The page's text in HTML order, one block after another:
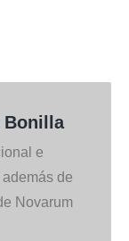
Bonilla
e
de
Novarum